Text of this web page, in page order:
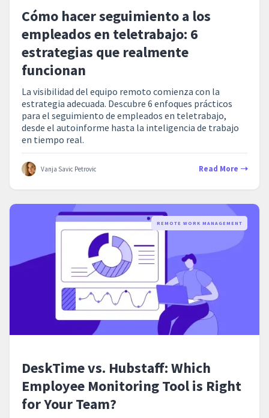
Cómo hacer seguimiento a los
empleados en teletrabajo: 6
estrategias que realmente
funcionan
La visibilidad del equipo remoto comienza con la
estrategia adecuada. Descubre 6 enfoques prácticos
para el seguimiento de empleados en teletrabajo,
desde el autoinforme hasta la inteligencia de trabajo
en tiempo real.
Vanja Savic Petrovic Read More
REMOTE WORK MANAGEMENT
DeskTime vs. Hubstaff: Which
Employee Monitoring Tool is Right
for Your Team?